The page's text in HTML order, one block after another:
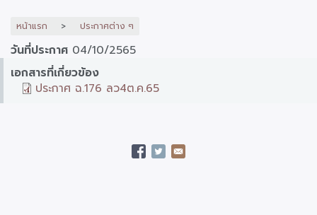
หน้าแรก ประกาศต่าง ๆ
วันที่ประกาศ 04/10/2565
เอกสารที่เกี่ยวข้อง
ประกาศ ฉ.176 ลว4ต.ค.65